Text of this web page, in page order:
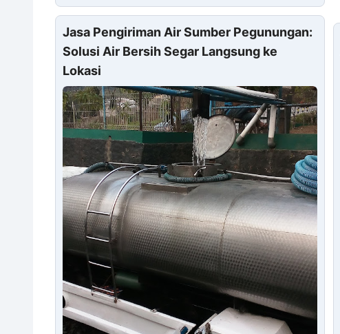
Jasa Pengiriman Air Sumber Pegunungan:
Solusi Air Bersih Segar Langsung ke
Lokasi